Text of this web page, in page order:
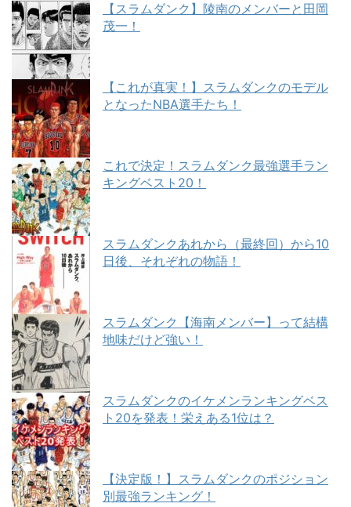
【スラムダンク】陵南のメンバーと田岡
茂一！
【これが真実！】スラムダンクのモデル
となったNBA選手たち！
これで決定！スラムダンク最強選手ラン
キングベスト20！
スラムダンクあれから（最終回）から10
日後、それぞれの物語！
スラムダンク【海南メンバー】って結構
地味だけど強い！
スラムダンクのイケメンランキングベス
ト20を発表！栄えある1位は？
【決定版！】スラムダンクのポジション
別最強ランキング！